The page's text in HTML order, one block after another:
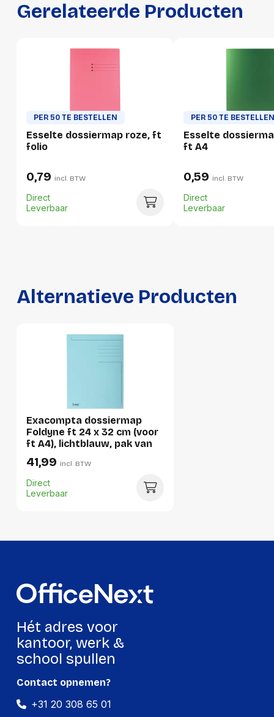
GTIN 5411313894388
Gewicht
64 g
Verpakking
Per stuk
Lengte:
320 millimeter
Hoogte:
103 millimeter
Lengte:
328 millimeter
Gewicht:
Per pallet
Breedte:
-
Lengte:
-
Gerelateerde Producten
PER 50 TE BESTELLEN
Esselte dossiermap roze, ft
folio
0,79 incl. BTW
Direct
Leverbaar
PER 50 TE
Esselte
ft A4
0,59 incl. BTW
Direct
Leverbaar
Alternatieve Producten
Exacompta dossiermap
Foldyne ft 24 x 32 cm (voor
ft A4), lichtblauw, pak van
50 stuks
41,99 incl. BTW
Direct
Leverbaar
Hét adres voor
kantoor, werk &
school spullen
Contact opnemen?
+31 20 308 65 01